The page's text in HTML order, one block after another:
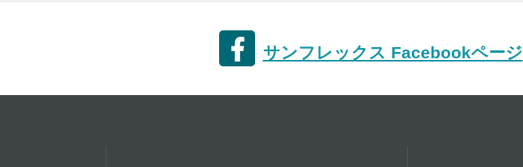
サンフレックス Facebookページ